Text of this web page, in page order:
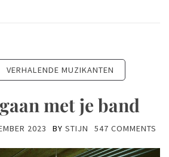
VERHALENDE MUZIKANTEN
met je band
2023 BY STIJN 547 COMMENTS